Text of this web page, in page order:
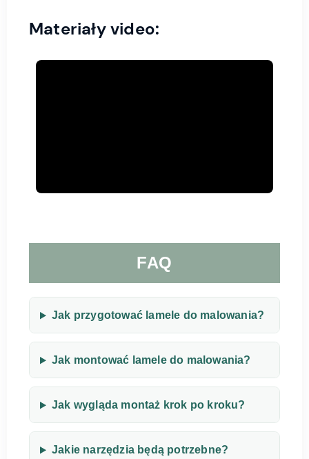
Materiały video:
FAQ
Jak przygotować lamele do malowania?
Jak montować lamele do malowania?
Jak wygląda montaż krok po kroku?
Jakie narzędzia będą potrzebne?